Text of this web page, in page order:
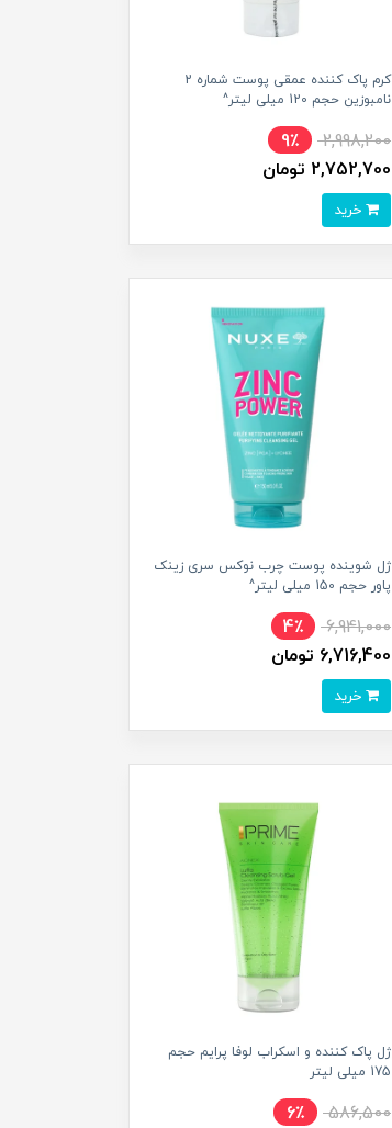
کرم پاک کننده عمقی پوست شماره 2
نامبوزین حجم 120 میلی لیتر^
2,998,200
9٪
2,752,700 تومان
خرید
ژل شوینده پوست چرب نوکس سری زینک
پاور حجم 150 میلی لیتر^
6,941,000
4٪
6,716,400 تومان
خرید
ژل پاک کننده و اسکراب لوفا پرایم حجم
175 میلی لیتر
586,500
6٪